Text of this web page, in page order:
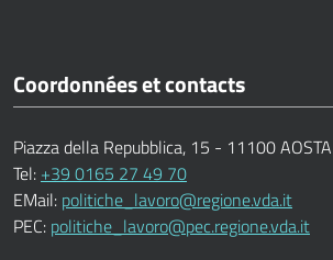
Coordonnées et contacts
Piazza della Repubblica, 15 - 11100 AOSTA
Tel: +39 0165 27 49 70
EMail: politiche_lavoro@regione.vda.it
PEC: politiche_lavoro@pec.regione.vda.it